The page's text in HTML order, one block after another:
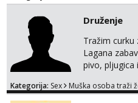
091 2504 794
Druženje
Tražim curku
Lagana
pivo, pljugica
thing of the
Kategorija: Sex Muška osoba traži